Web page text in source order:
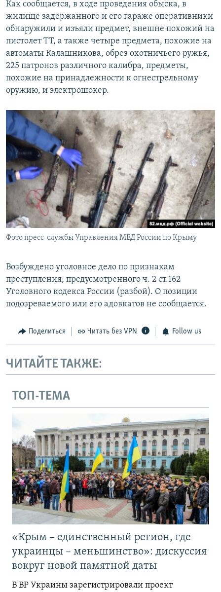
Как сообщается, в ходе проведения обыска, в
жилище задержанного и его гараже оперативники
обнаружили и изъяли предмет, внешне похожий на
пистолет ТТ, а также четыре предмета, похожие на
автоматы Калашникова, обрез охотничьего ружья,
225 патронов различного калибра, предметы,
похожие на принадлежности к огнестрельному
оружию, и электрошокер.
Фото пресс-службы Управления МВД России по Крыму
Возбуждено уголовное дело по признакам
преступления, предусмотренного ч. 2 ст.162
Уголовного кодекса России (разбой). О позиции
подозреваемого или его адовкатов не сообщается.
Поделиться Читать без VPN Follow us
ЧИТАЙТЕ ТАКЖЕ:
ТОП-ТЕМА
«Крым – единственный регион, где
украинцы – меньшинство»: дискуссия
вокруг новой памятной даты
В ВР Украины зарегистрировали проект